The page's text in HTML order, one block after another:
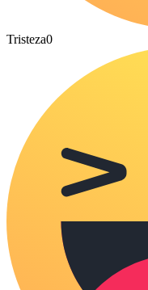
Tristeza0